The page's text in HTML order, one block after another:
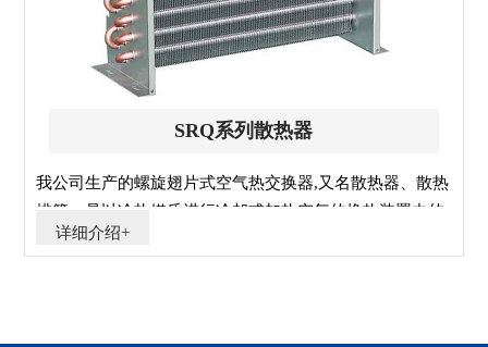
SRQ系列散热器
我公司生产的螺旋翅片式空气热交换器,又名散热器、散热
排管，是以冷热媒质进行冷却或加热空气的换热装置中的
主要设备。散热器用于热风采暖、空调、冷却、除湿、烘
详细介绍+